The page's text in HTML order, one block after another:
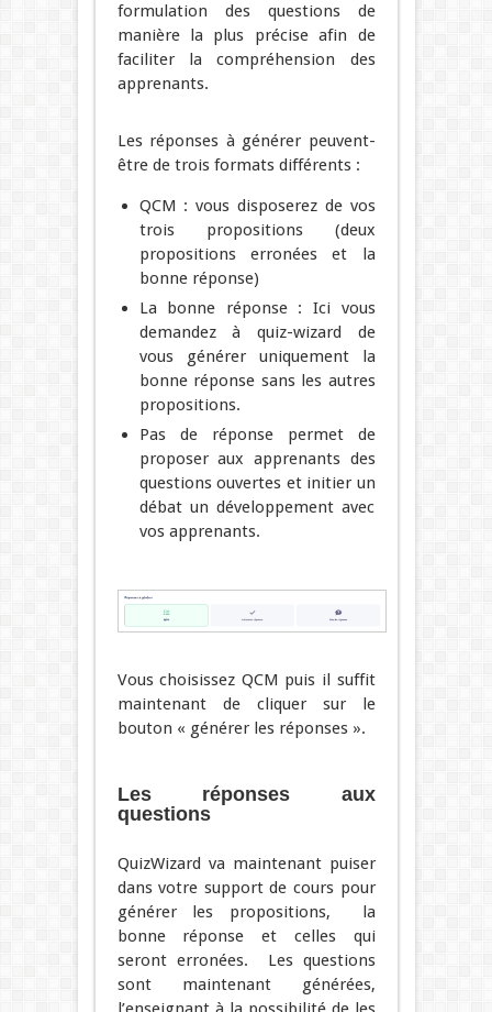
formulation des questions de
manière la plus précise afin de
faciliter la compréhension des
apprenants.
Les réponses à générer peuvent-
être de trois formats différents :
QCM : vous disposerez de vos
trois propositions (deux
propositions erronées et la
bonne réponse)
La bonne réponse : Ici vous
demandez à quiz-wizard de
vous générer uniquement la
bonne réponse sans les autres
propositions.
Pas de réponse permet de
proposer aux apprenants des
questions ouvertes et initier un
débat un développement avec
vos apprenants.
Vous choisissez QCM puis il suffit
maintenant de cliquer sur le
bouton « générer les réponses ».
Les réponses aux
questions
QuizWizard va maintenant puiser
dans votre support de cours pour
générer les propositions, la
bonne réponse et celles qui
seront erronées. Les questions
sont maintenant générées,